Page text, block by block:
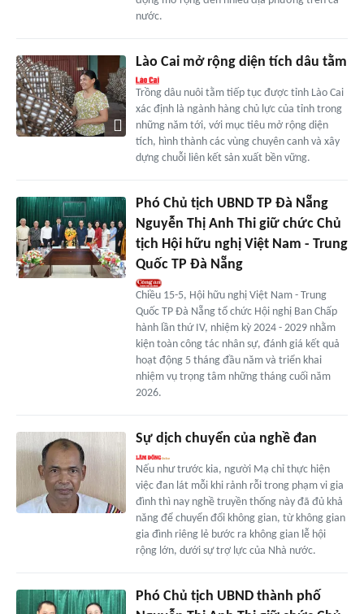
nước.
Lào Cai mở rộng diện tích dâu tằm
Trồng dâu nuôi tằm tiếp tục được tỉnh Lào Cai
xác định là ngành hàng chủ lực của tỉnh trong
những năm tới, với mục tiêu mở rộng diện
tích, hình thành các vùng chuyên canh và xây
dựng chuỗi liên kết sản xuất bền vững.
Phó Chủ tịch UBND TP Đà Nẵng
Nguyễn Thị Anh Thi giữ chức Chủ
tịch Hội hữu nghị Việt Nam - Trung
Quốc TP Đà Nẵng
Chiều 15-5, Hội hữu nghị Việt Nam - Trung
Quốc TP Đà Nẵng tổ chức Hội nghị Ban Chấp
hành lần thứ IV, nhiệm kỳ 2024 - 2029 nhằm
kiện toàn công tác nhân sự, đánh giá kết quả
hoạt động 5 tháng đầu năm và triển khai
nhiệm vụ trọng tâm những tháng cuối năm
2026.
Sự dịch chuyển của nghề đan
Nếu như trước kia, người Mạ chỉ thực hiện
việc đan lát mỗi khi rảnh rỗi trong phạm vi gia
đình thì nay nghề truyền thống này đã đủ khả
năng để chuyển đổi không gian, từ không gian
gia đình riêng lẻ bước ra không gian lễ hội
rộng lớn, dưới sự trợ lực của Nhà nước.
Phó Chủ tịch UBND thành phố